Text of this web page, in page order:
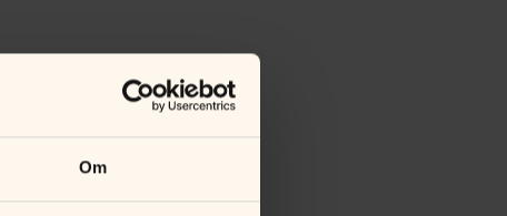
Om